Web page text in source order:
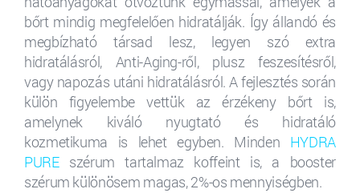
bőrt mindig megfelelően hidratálják. Így állandó és
megbízható társad lesz, legyen szó extra
hidratálásról, Anti-Aging-ről, plusz feszesítésről,
vagy napozás utáni hidratálásról. A fejlesztés során
külön figyelembe vettük az érzékeny bőrt is,
amelynek kiváló nyugtató és hidratáló
kozmetikuma is lehet egyben. Minden HYDRA
PUREszérum tartalmaz koffeint is, a booster
szérum különösem magas, 2%-os mennyiségben.